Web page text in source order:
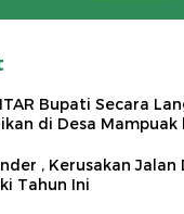
Bupati Secara
di Desa Mampuak
, Kerusakan Jalan
Tahun Ini